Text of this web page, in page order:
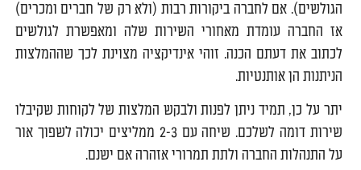
הגולשים). אם לחברה ביקורות רבות (ולא רק של חברים ומכרים)
אז החברה עומדת מאחורי השירות שלה ומאפשרת לגולשים
לכתוב את דעתם הכנה. זוהי אינדיקציה מצוינת לכך שההמלצות
הניתנות הן אותנטיות.
יתר על כן, תמיד ניתן לפנות ולבקש המלצות של לקוחות שקיבלו
שירות דומה לשלכם. שיחה עם 2-3 ממליצים יכולה לשפוך אור
על התנהלות החברה ולתת תמרורי אזהרה אם ישנם.